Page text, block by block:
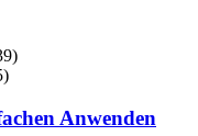
Anwenden